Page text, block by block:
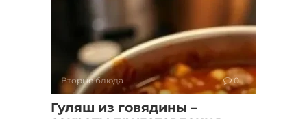
Вторые блюда 0
Гуляш из говядины –